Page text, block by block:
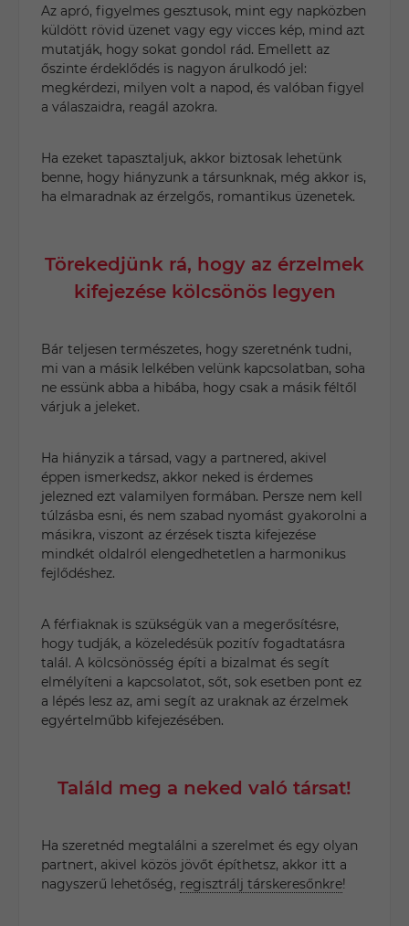
Az apró, figyelmes gesztusok, mint egy napközben
küldött rövid üzenet vagy egy vicces kép, mind azt
mutatják, hogy sokat gondol rád. Emellett az
őszinte érdeklődés is nagyon árulkodó jel:
megkérdezi, milyen volt a napod, és valóban figyel
a válaszaidra, reagál azokra.
Ha ezeket tapasztaljuk, akkor biztosak lehetünk
benne, hogy hiányzunk a társunknak, még akkor is,
ha elmaradnak az érzelgős, romantikus üzenetek.
Törekedjünk rá, hogy az érzelmek
kifejezése kölcsönös legyen
Bár teljesen természetes, hogy szeretnénk tudni,
mi van a másik lelkében velünk kapcsolatban, soha
ne essünk abba a hibába, hogy csak a másik féltől
várjuk a jeleket.
Ha hiányzik a társad, vagy a partnered, akivel
éppen ismerkedsz, akkor neked is érdemes
jelezned ezt valamilyen formában. Persze nem kell
túlzásba esni, és nem szabad nyomást gyakorolni a
másikra, viszont az érzések tiszta kifejezése
mindkét oldalról elengedhetetlen a harmonikus
fejlődéshez.
A férfiaknak is szükségük van a megerősítésre,
hogy tudják, a közeledésük pozitív fogadtatásra
talál. A kölcsönösség építi a bizalmat és segít
elmélyíteni a kapcsolatot, sőt, sok esetben pont ez
a lépés lesz az, ami segít az uraknak az érzelmek
egyértelműbb kifejezésében.
Találd meg a neked való társat!
Ha szeretnéd megtalálni a szerelmet és egy olyan
partnert, akivel közös jövőt építhetsz, akkor itt a
nagyszerű lehetőség, regisztrálj társkeresőnkre!